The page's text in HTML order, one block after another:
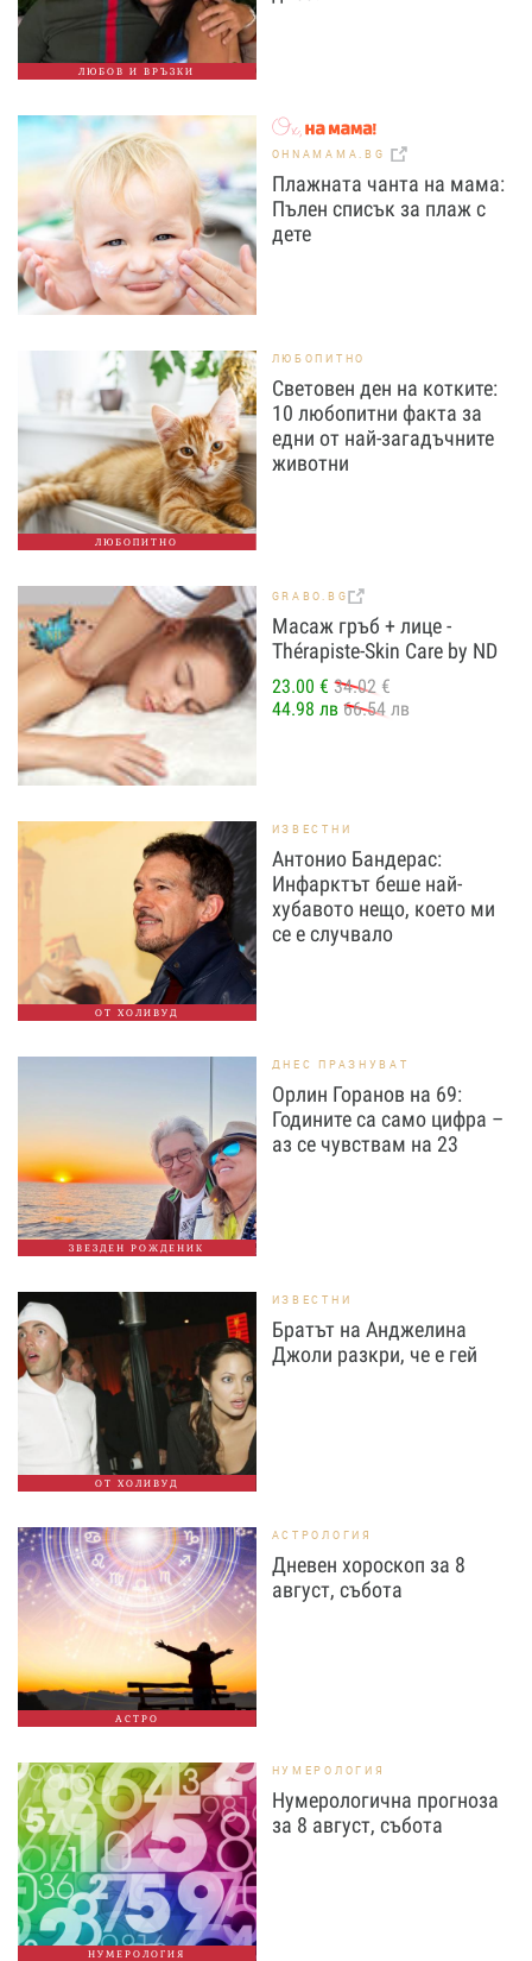
ЛЮБОВ И ВРЪЗКИ
OHNAMAMA.BG
Плажната чанта на мама:
Пълен списък за плаж с
дете
ЛЮБОПИТНО
ЛЮБОПИТНО
Световен ден на котките:
10 любопитни факта за
едни от най-загадъчните
животни
GRABO.BG
Масаж гръб + лице -
Thérapiste-Skin Care by ND
23.00 € 34.02 €
44.98 лв 66.54 лв
ОТ ХОЛИВУД
ИЗВЕСТНИ
Антонио Бандерас:
Инфарктът беше най-
хубавото нещо, което ми
се е случвало
ЗВЕЗДЕН РОЖДЕНИК
ДНЕС ПРАЗНУВАТ
Орлин Горанов на 69:
Годините са само цифра –
аз се чувствам на 23
ОТ ХОЛИВУД
ИЗВЕСТНИ
Братът на Анджелина
Джоли разкри, че е гей
АСТРО
АСТРОЛОГИЯ
Дневен хороскоп за 8
август, събота
НУМЕРОЛОГИЯ
НУМЕРОЛОГИЯ
Нумерологична прогноза
за 8 август, събота